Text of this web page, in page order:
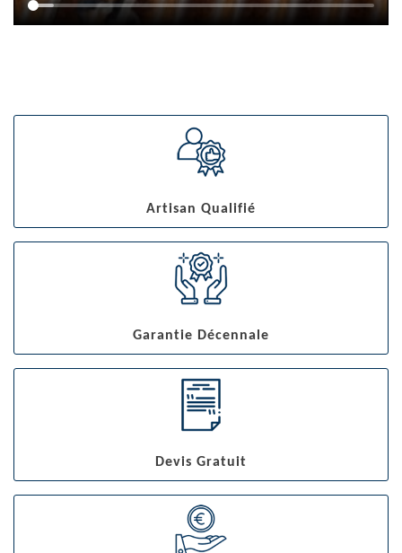
Artisan Qualifié
Garantie Décennale
Devis Gratuit